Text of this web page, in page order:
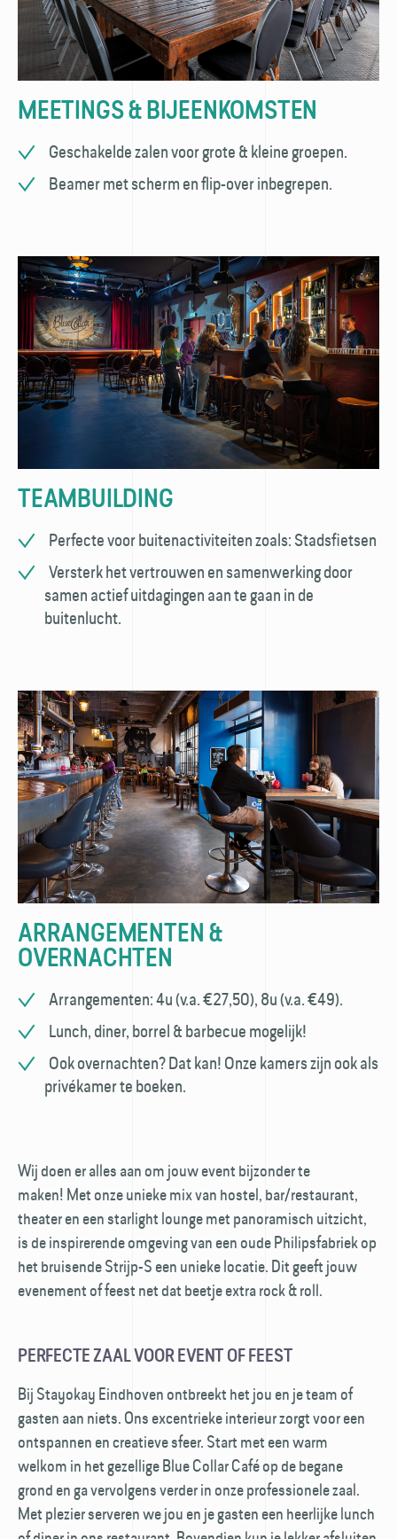
MEETINGS & BIJEENKOMSTEN
Geschakelde zalen voor grote & kleine groepen.
Beamer met scherm en flip-over inbegrepen.
TEAMBUILDING
Perfecte voor buitenactiviteiten zoals: Stadsfietsen
Versterk het vertrouwen en samenwerking door
samen actief uitdagingen aan te gaan in de
buitenlucht.
ARRANGEMENTEN &
OVERNACHTEN
Arrangementen: 4u (v.a. €27,50), 8u (v.a. €49).
Lunch, diner, borrel & barbecue mogelijk!
Ook overnachten? Dat kan! Onze kamers zijn ook als
privékamer te boeken.
Wij doen er alles aan om jouw event bijzonder te
maken! Met onze unieke mix van hostel, bar/restaurant,
theater en een starlight lounge met panoramisch uitzicht,
is de inspirerende omgeving van een oude Philipsfabriek op
het bruisende Strijp-S een unieke locatie. Dit geeft jouw
evenement of feest net dat beetje extra rock & roll.
PERFECTE ZAAL VOOR EVENT OF FEEST
Bij Stayokay Eindhoven ontbreekt het jou en je team of
gasten aan niets. Ons excentrieke interieur zorgt voor een
ontspannen en creatieve sfeer. Start met een warm
welkom in het gezellige Blue Collar Café op de begane
grond en ga vervolgens verder in onze professionele zaal.
Met plezier serveren we jou en je gasten een heerlijke lunch